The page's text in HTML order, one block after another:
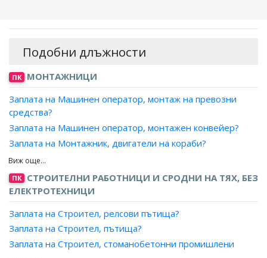
Подобни длъжности
ПК МОНТАЖНИЦИ
Заплата на Машинен оператор, монтаж на превозни
средства?
Заплата на Машинен оператор, монтажен конвейер?
Заплата на Монтажник, двигатели на кораби?
Заплата на Монтажник, двигатели на моторни превозни
средства?
Заплата на Монтажник, двигатели на самолети и
летателни апарати?
Заплата на Монтажник, дърводелски машини?
Заплата на Монтажник, електрически машини?
Заплата на Монтажник, металорежещи машини?
ПК СТРОИТЕЛНИ РАБОТНИЦИ И СРОДНИ НА ТЯХ, БЕЗ
ЕЛЕКТРОТЕХНИЦИ
Заплата на Строител, релсови пътища?
Заплата на Строител, пътища?
Заплата на Строител, стоманобетонни промишлени